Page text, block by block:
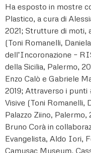
Ha esposto in mostre
Plastico, a cura di
2021; Strutture di moti,
(Toni Romanelli,
dell’Incoronazione –
della Sicilia, Palermo,
Enzo Calò e Gabriele
2019; Attraverso i punti
Visive (Toni Romanelli,
Palazzo Ziino,
Bruno Corà in
Evangelista, Aldo Iori,
Camusac Museum,